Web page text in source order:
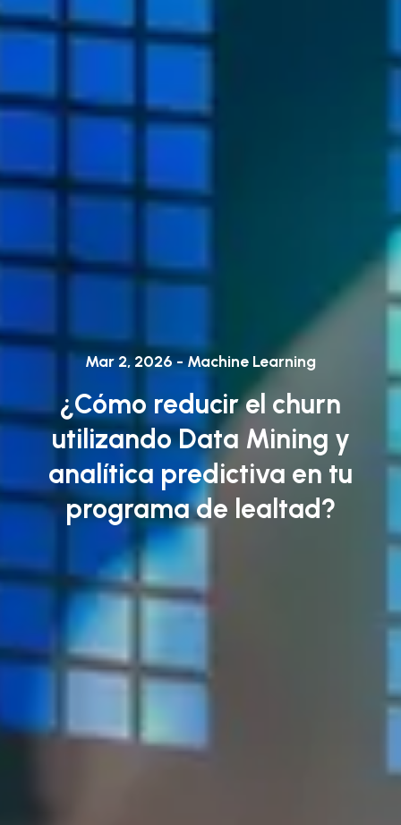
Mar 2, 2026 - Machine Learning
¿Cómo reducir el churn
utilizando Data Mining y
analítica predictiva en tu
programa de lealtad?